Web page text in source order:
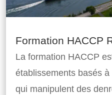
Formation HACCP
La formation HACCP
établissements basés
qui manipulent des